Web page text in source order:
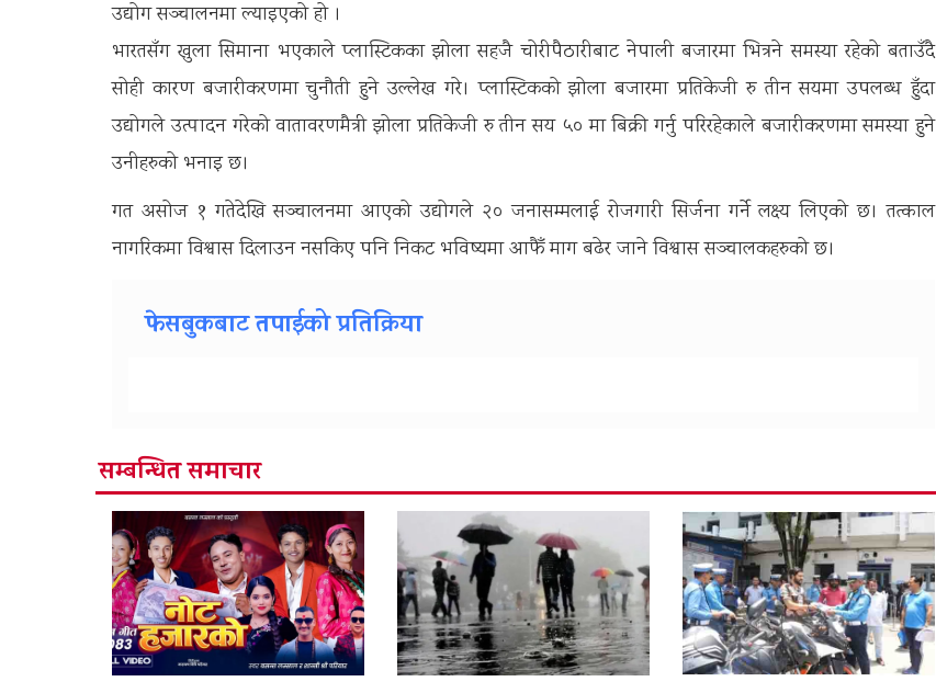
उद्योग सञ्चालनमा ल्याइएको हो ।
भारतसँग खुला सिमाना भएकाले प्लास्टिकका झोला सहजै चोरीपैठारीबाट नेपाली बजारमा भित्रने समस्या रहेको बताउँदै
सोही कारण बजारीकरणमा चुनौती हुने उल्लेख गरे। प्लास्टिकको झोला बजारमा प्रतिकेजी रु तीन सयमा उपलब्ध हुँदा
उद्योगले उत्पादन गरेको वातावरणमैत्री झोला प्रतिकेजी रु तीन सय ५० मा बिक्री गर्नु परिरहेकाले बजारीकरणमा समस्या हुने
उनीहरुको भनाइ छ।
गत असोज १ गतेदेखि सञ्चालनमा आएको उद्योगले २० जनासम्मलाई रोजगारी सिर्जना गर्ने लक्ष्य लिएको छ। तत्काल
नागरिकमा विश्वास दिलाउन नसकिए पनि निकट भविष्यमा आफैँ माग बढेर जाने विश्वास सञ्चालकहरुको छ।
फेसबुकबाट तपाईको प्रतिक्रिया
सम्बन्धित समाचार